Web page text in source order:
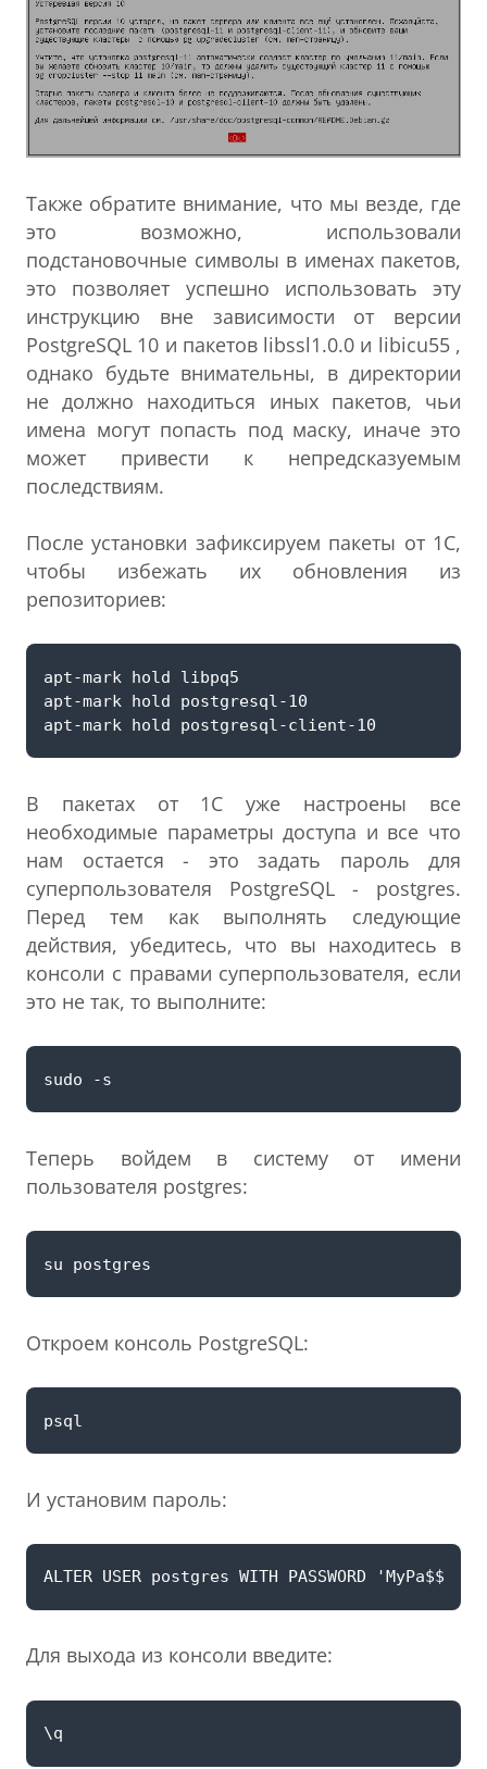
Также обратите внимание, что мы везде, где
это возможно, использовали
подстановочные символы в именах пакетов,
это позволяет успешно использовать эту
инструкцию вне зависимости от версии
PostgreSQL 10 и пакетов libssl1.0.0 и libicu55 ,
однако будьте внимательны, в директории
не должно находиться иных пакетов, чьи
имена могут попасть под маску, иначе это
может привести к непредсказуемым
последствиям.
После установки зафиксируем пакеты от 1С,
чтобы избежать их обновления из
репозиториев:
В пакетах от 1С уже настроены все
необходимые параметры доступа и все что
нам остается - это задать пароль для
суперпользователя PostgreSQL - postgres.
Перед тем как выполнять следующие
действия, убедитесь, что вы находитесь в
консоли с правами суперпользователя, если
это не так, то выполните:
Теперь войдем в систему от имени
пользователя postgres:
Откроем консоль PostgreSQL:
И установим пароль:
Для выхода из консоли введите: